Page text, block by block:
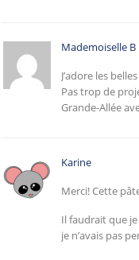
Mademoiselle B
J’adore les
Pas trop de
Grande-Allée
Karine
Merci! Cette
Il faudrait que
je n’avais pas